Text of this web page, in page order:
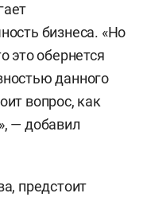
бизнеса. «Но
это обернется
данного
вопрос, как
— добавил
предстоит